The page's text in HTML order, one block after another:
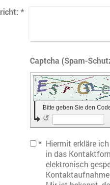
*
Bitte geben Sie den
↺
* Hiermit erkläre
in das
elektronisch